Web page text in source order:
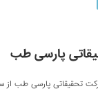
پارسی طب